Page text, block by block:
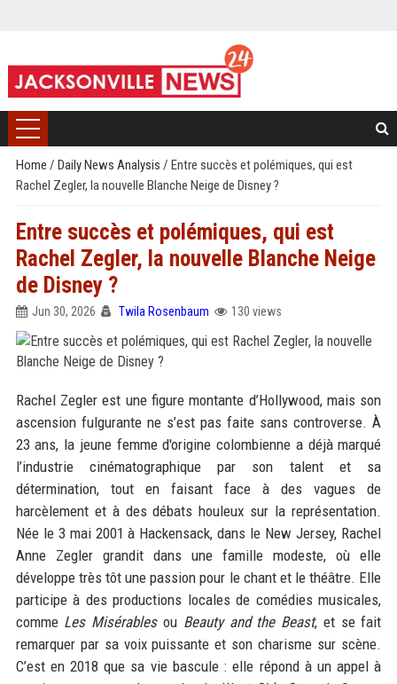
Home / Daily News Analysis / Entre succès et polémiques, qui est
Rachel Zegler, la nouvelle Blanche Neige de Disney ?
Entre succès et polémiques, qui est
Rachel Zegler, la nouvelle Blanche Neige
de Disney ?
Jun 30, 2026 Twila Rosenbaum 130 views
Rachel Zegler est une figure montante d’Hollywood, mais son
ascension fulgurante ne s’est pas faite sans controverse. À
23 ans, la jeune femme d'origine colombienne a déjà marqué
l’industrie cinématographique par son talent et sa
détermination, tout en faisant face à des vagues de
harcèlement et à des débats houleux sur la représentation.
Née le 3 mai 2001 à Hackensack, dans le New Jersey, Rachel
Anne Zegler grandit dans une famille modeste, où elle
développe très tôt une passion pour le chant et le théâtre. Elle
participe à des productions locales de comédies musicales,
comme Les Misérablesou Beauty and the Beast, et se fait
remarquer par sa voix puissante et son charisme sur scène.
C’est en 2018 que sa vie bascule : elle répond à un appel à